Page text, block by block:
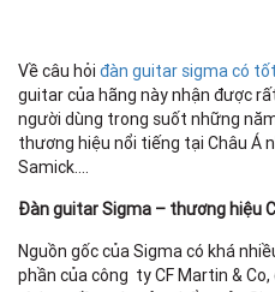
Về câu hỏi đàn guitar sigma có
guitar của hãng này nhận được
người dùng trong suốt những
thương hiệu nổi tiếng tại Châu Á
Samick….
Đàn guitar Sigma – thương hiệu
Nguồn gốc của Sigma có khá
phần của công ty CF Martin &